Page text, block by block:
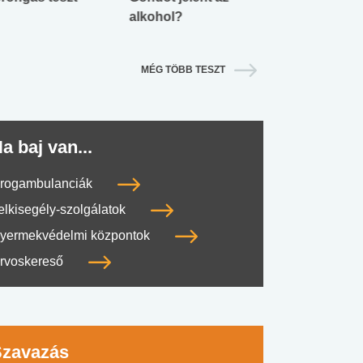
alkohol?
MÉG TÖBB TESZT
baj van...
szolgálatok
központok